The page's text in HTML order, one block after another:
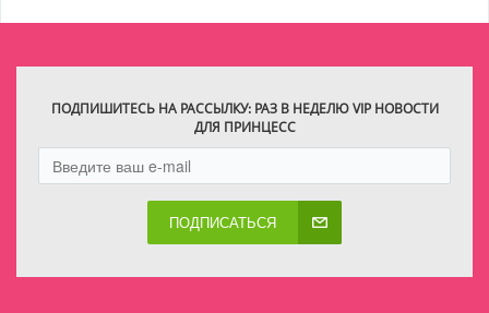
ПОДПИШИТЕСЬ НА РАССЫЛКУ: РАЗ В НЕДЕЛЮ VIP НОВОСТИ
ДЛЯ ПРИНЦЕСС
ПОДПИСАТЬСЯ